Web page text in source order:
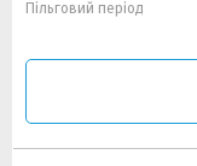
Пільговий період